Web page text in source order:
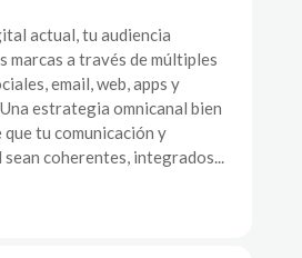
actual, tu audiencia
marcas a través de múltiples
email, web, apps y
estrategia omnicanal bien
tu comunicación y
coherentes, integrados...